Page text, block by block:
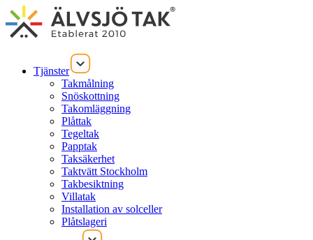
Tjänster
Takmålning
Snöskottning
Takomläggning
Plåttak
Tegeltak
Papptak
Taksäkerhet
Taktvätt Stockholm
Takbesiktning
Villatak
Installation av solceller
Plåtslageri